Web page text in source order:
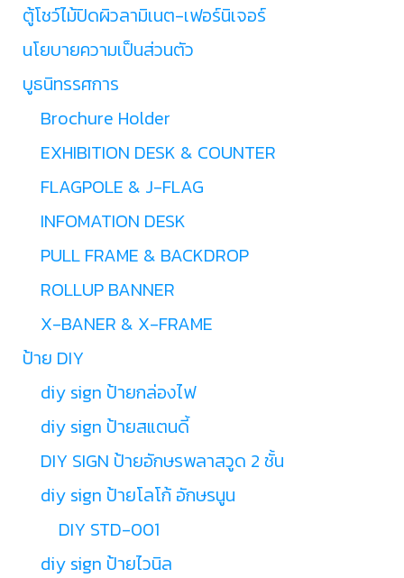
ตู้โชว์ไม้ปิดผิวลามิเนต-เฟอร์นิเจอร์
นโยบายความเป็นส่วนตัว
บูธนิทรรศการ
Brochure Holder
EXHIBITION DESK & COUNTER
FLAGPOLE & J-FLAG
INFOMATION DESK
PULL FRAME & BACKDROP
ROLLUP BANNER
X-BANER & X-FRAME
ป้าย DIY
diy sign ป้ายกล่องไฟ
diy sign ป้ายสแตนดี้
DIY SIGN ป้ายอักษรพลาสวูด 2 ชั้น
diy sign ป้ายโลโก้ อักษรนูน
DIY STD-001
diy sign ป้ายไวนิล